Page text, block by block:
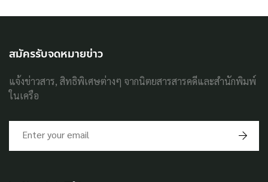
สมัครรับจดหมายข่าว
แจ้งข่าวสาร, สิทธิพิเศษต่างๆ จากนิตยสารสารคดีและสำนักพิมพ์
ในเครือ